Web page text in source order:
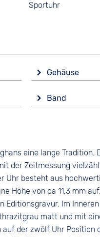
Sportuhr
Gehäuse
Saphirglas
Material
Edelstahl
Farbe
Silber
Band
Leder
Bandschließe
Dornschließe
eine lange Tradition.
der Zeitmessung
Uhr besteht aus
Höhe von ca 11,3 mm
Editionsgravur. Im
matt und mit
der zwölf Uhr Position